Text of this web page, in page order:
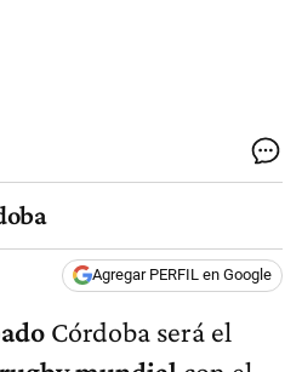
Agregar PERFIL en Google
Córdoba será el